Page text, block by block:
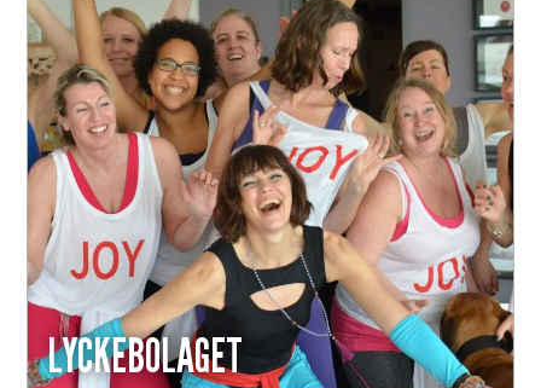
LYCKEBOLAGET